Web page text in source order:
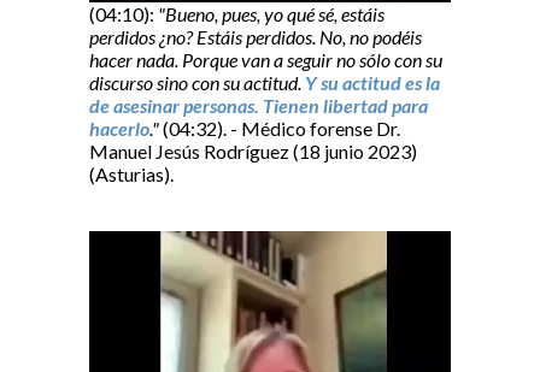
(04:10): "Bueno, pues, yo qué sé, estáis
perdidos ¿no? Estáis perdidos. No, no podéis
hacer nada. Porque van a seguir no sólo con su
discurso sino con su actitud. Y su actitud es la
de asesinar personas. Tienen libertad para
hacerlo."(04:32). - Médico forense Dr.
Manuel Jesús Rodríguez (18 junio 2023)
(Asturias).